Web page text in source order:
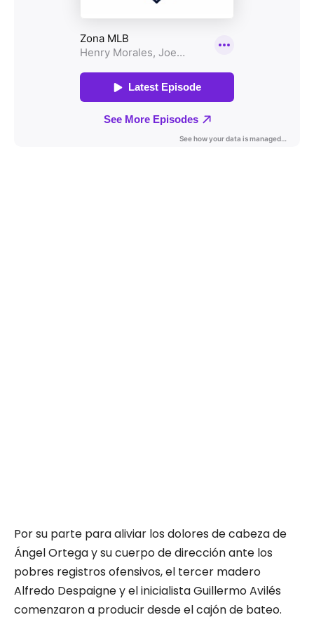
Por su parte para aliviar los dolores de cabeza de
Ángel Ortega y su cuerpo de dirección ante los
pobres registros ofensivos, el tercer madero
Alfredo Despaigne y el inicialista Guillermo Avilés
comenzaron a producir desde el cajón de bateo.